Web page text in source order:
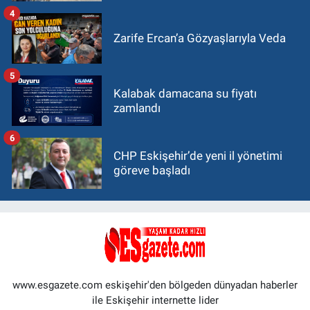
Zarife Ercan’a Gözyaşlarıyla Veda
4
Kalabak damacana su fiyatı
zamlandı
5
CHP Eskişehir’de yeni il yönetimi
göreve başladı
6
www.esgazete.com eskişehir'den bölgeden dünyadan haberler
ile Eskişehir internette lider